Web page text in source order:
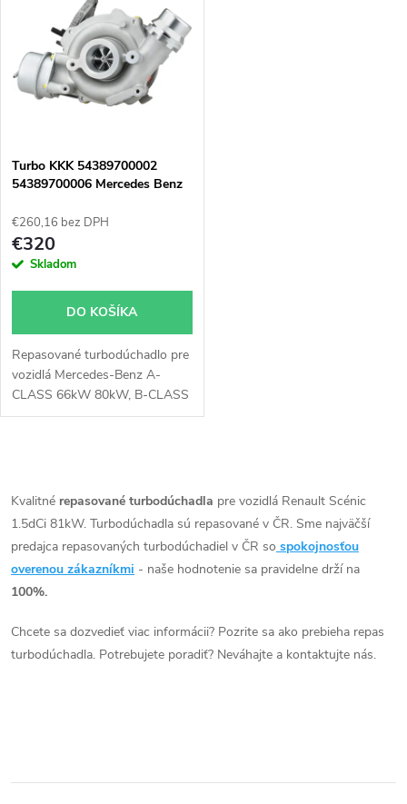
e
n
e
p
r
d
u
t
o
v
Najpredávanejšie
p
s
p
r
o
d
u
k
o
v
Turbo KKK 54389700002
54389700006 Mercedes Benz
€260,16 bez DPH
€320
Skladom
DO KOŠÍKA
Repasované turbodúchadlo pre
vozidlá Mercedes-Benz A-
CLASS 66kW 80kW, B-CLASS
66kW 80kW, Citan 81kW, CLA
70kW 81kW, Laguna 81kW,
Latitude 81kW, Megane 81kW,
v
l
á
a
Kvalitné repasované turbodúchadla pre vozidlá Renault Scénic
1.5dCi 81kW. Turbodúchadla sú repasované v ČR. Sme najväčší
predajca repasovaných turbodúchadiel v ČR so spokojnosťou
overenou zákazníkmi - naše hodnotenie sa pravidelne drží na
100%.
Chcete sa dozvedieť viac informácii? Pozrite sa ako prebieha repas
turbodúchadla. Potrebujete poradiť? Neváhajte a kontaktujte nás.